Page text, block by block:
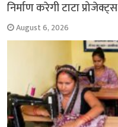
निर्माण करेगी टाटा प्रोजेक्ट्स
August 6, 2026